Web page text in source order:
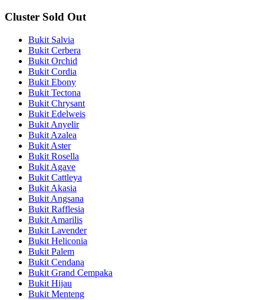
Cluster Sold Out
Bukit Salvia
Bukit Cerbera
Bukit Orchid
Bukit Cordia
Bukit Ebony
Bukit Tectona
Bukit Chrysant
Bukit Edelweis
Bukit Anyelir
Bukit Azalea
Bukit Aster
Bukit Rosella
Bukit Agave
Bukit Cattleya
Bukit Akasia
Bukit Angsana
Bukit Rafflesia
Bukit Amarilis
Bukit Lavender
Bukit Heliconia
Bukit Palem
Bukit Cendana
Bukit Grand Cempaka
Bukit Hijau
Bukit Menteng